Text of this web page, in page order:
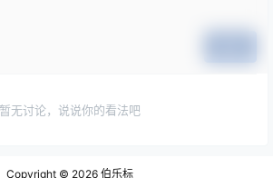
暂无讨论，说说你的看法吧
Copyright © 2026 伯乐标